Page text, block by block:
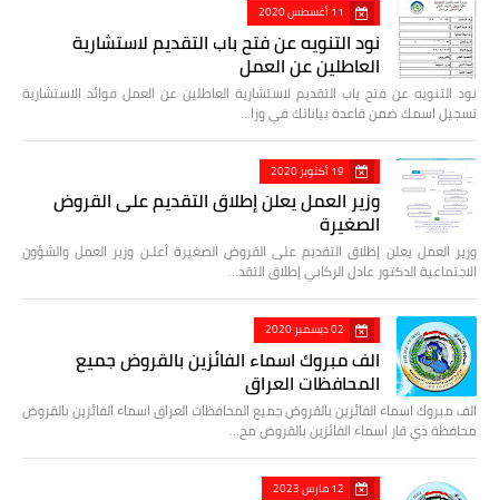
11 أغسطس 2020
نود التنويه عن فتح باب التقديم لاستشارية
العاطلين عن العمل
نود التنويه عن فتح باب التقديم لاستشارية العاطلين عن العمل فوائد الاستشارية
تسجيل اسمك ضمن قاعدة بياناتك في وزا…
19 أكتوبر 2020
وزير العمل يعلن إطلاق التقديم على القروض
الصغيرة
وزير العمل يعلن إطلاق التقديم على القروض الصغيرة أعلـن وزير العمل والشؤون
الاجتماعية الدكتور عادل الركابي إطلاق التقد…
02 ديسمبر 2020
الف مبروك اسماء الفائزين بالقروض جميع
المحافظات العراق
الف مبروك اسماء الفائزين بالقروض جميع المحافظات العراق اسماء الفائزين بالقروض
محافظة ذي قار اسماء الفائزين بالقروض مح…
12 مارس 2023